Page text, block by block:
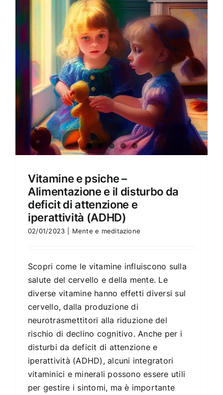
Amore e amare
Cucinare in modo sano
Verde e Sostenibilità
Articoli
Ciao sono Virginia
Contattami
Vitamine e psiche –
Alimentazione e il disturbo da
deficit di attenzione e
iperattività (ADHD)
02/01/2023 Mente e meditazione
Scopri come le vitamine influiscono sulla
salute del cervello e della mente. Le
diverse vitamine hanno effetti diversi sul
cervello, dalla produzione di
neurotrasmettitori alla riduzione del
rischio di declino cognitivo. Anche per i
disturbi da deficit di attenzione e
iperattività (ADHD), alcuni integratori
vitaminici e minerali possono essere utili
per gestire i sintomi, ma è importante